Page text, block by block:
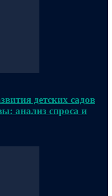
детских садов
анализ спроса и